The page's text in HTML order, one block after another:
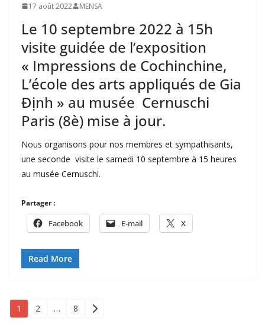
17 août 2022 MENSA
Le 10 septembre 2022 à 15h
visite guidée de l’exposition
« Impressions de Cochinchine,
L’école des arts appliqués de Gia
Định » au musée Cernuschi
Paris (8è) mise à jour.
Nous organisons pour nos membres et sympathisants,
une seconde visite le samedi 10 septembre à 15 heures
au musée Cernuschi.
Partager :
Facebook E-mail X
Read More
Pagination
1 2 … 8